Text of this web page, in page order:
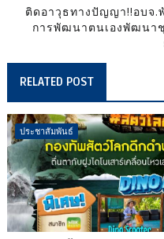
ติดอาวุธทางปัญญา!!อบจ.
การพัฒนาตนเองพัฒนา
RELATED POST
ประชาสัมพันธ์